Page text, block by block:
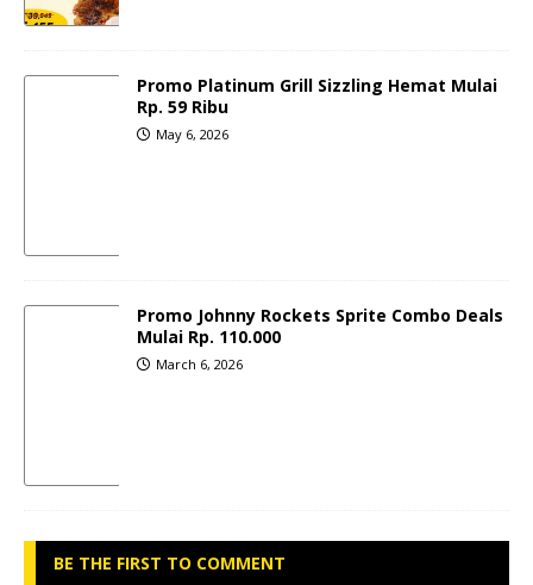
Promo Platinum Grill Sizzling Hemat Mulai
Rp. 59 Ribu
May 6, 2026
Promo Johnny Rockets Sprite Combo Deals
Mulai Rp. 110.000
March 6, 2026
BE THE FIRST TO COMMENT